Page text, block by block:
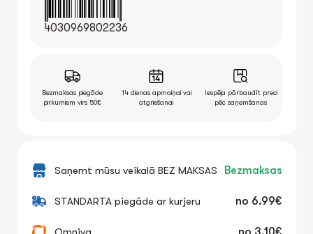
4030969802236
Bezmaksas piegāde
pirkumiem virs 50€
14 dienas apmaiņai vai
atgriešanai
Iespēja pārbaudīt preci
pēc saņemšanas
Saņemt mūsu veikalā BEZ MAKSAS Bezmaksas
STANDARTA piegāde ar kurjeru no 6.99€